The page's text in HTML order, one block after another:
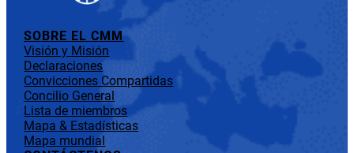
SOBRE EL CMM
Visión y Misión
Declaraciones
Convicciones Compartidas
Concilio General
Lista de miembros
Mapa & Estadísticas
Mapa mundial